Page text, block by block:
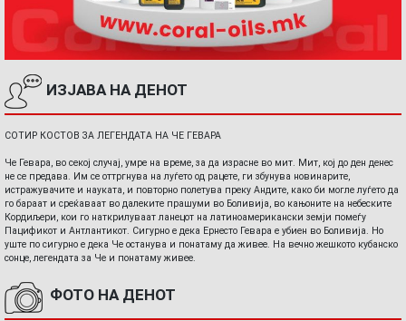
ИЗЈАВА НА ДЕНОТ
СОТИР КОСТОВ ЗА ЛЕГЕНДАТА НА ЧЕ ГЕВАРА
Че Гевара, во секој случај, умре на време, за да израсне во мит. Мит, кој до ден денес
не се предава. Им се оттргнува на луѓето од рацете, ги збунува новинарите,
истражувачите и науката, и повторно полетува преку Андите, како би могле луѓето да
го бараат и среќаваат во далеките прашуми во Боливија, во кањоните на небеските
Кордиљери, кои го наткрилуваат ланецот на латиноамерикански земји помеѓу
Пацификот и Антлантикот. Сигурно е дека Ернесто Гевара е убиен во Боливија. Но
уште по сигурно е дека Че останува и понатаму да живее. На вечно жешкото кубанско
сонце, легендата за Че и понатаму живее.
ФОТО НА ДЕНОТ